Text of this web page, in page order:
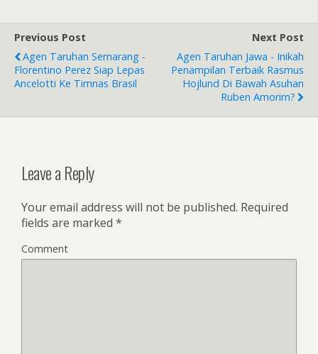
b
o
o
er
Previous Post
Agen Taruhan Semarang -
Florentino Perez Siap Lepas
Ancelotti Ke Timnas Brasil
Next Post
Agen Taruhan Jawa - Inikah
Penampilan Terbaik Rasmus
Hojlund Di Bawah Asuhan
Ruben Amorim?
Leave a Reply
Your email address will not be published. Required
fields are marked *
Comment